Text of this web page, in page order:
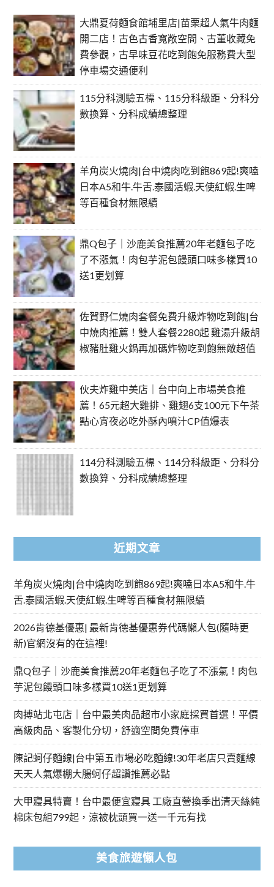
大鼎夏荷麵食館埔里店|苗栗超人氣牛肉麵
開二店！古色古香寬敞空間、古董收藏免
費參觀，古早味豆花吃到飽免服務費大型
停車場交通便利
115分科測驗五標、115分科級距、分科分
數換算、分科成績總整理
羊角炭火燒肉|台中燒肉吃到飽869起!爽嗑
日本A5和牛.牛舌.泰國活蝦.天使紅蝦.生啤
等百種食材無限續
鼎Q包子｜沙鹿美食推薦20年老麵包子吃
了不漲氣！肉包芋泥包饅頭口味多樣買10
送1更划算
佐賀野仁燒肉套餐免費升級炸物吃到飽|台
中燒肉推薦！雙人套餐2280起 雞湯升級胡
椒豬肚雞火鍋再加碼炸物吃到飽無敵超值
伙夫炸雞中美店｜台中向上市場美食推
薦！65元超大雞排、雞翅6支100元下午茶
點心宵夜必吃外酥內噴汁CP值爆表
114分科測驗五標、114分科級距、分科分
數換算、分科成績總整理
近期文章
羊角炭火燒肉|台中燒肉吃到飽869起!爽嗑日本A5和牛.牛
舌.泰國活蝦.天使紅蝦.生啤等百種食材無限續
2026肯德基優惠| 最新肯德基優惠券代碼懶人包(隨時更
新)官網沒有的在這裡!
鼎Q包子｜沙鹿美食推薦20年老麵包子吃了不漲氣！肉包
芋泥包饅頭口味多樣買10送1更划算
肉搏站北屯店｜台中最美肉品超市小家庭採買首選！平價
高級肉品、客製化分切，舒適空間免費停車
陳記蚵仔麵線|台中第五市場必吃麵線!30年老店只賣麵線
天天人氣爆棚大腸蚵仔超讚推薦必點
大甲寢具特賣！台中最便宜寢具 工廠直營換季出清天絲純
棉床包組799起，涼被枕頭買一送一千元有找
美食旅遊懶人包